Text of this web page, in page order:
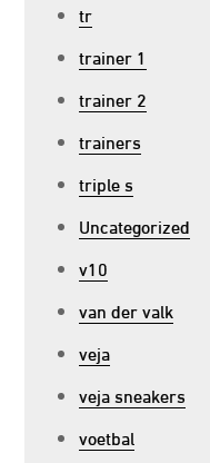
tr
trainer 1
trainer 2
trainers
triple s
Uncategorized
v10
van der valk
veja
veja sneakers
voetbal